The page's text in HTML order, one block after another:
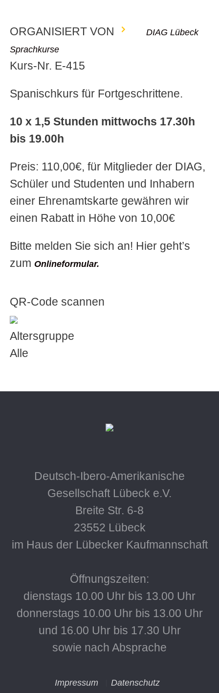
ORGANISIERT VON
DIAG Lübeck
Sprachkurse
Kurs-Nr. E-415
Spanischkurs für Fortgeschrittene.
10 x 1,5 Stunden mittwochs 17.30h
bis 19.00h
Preis: 110,00€, für Mitglieder der DIAG,
Schüler und Studenten und Inhabern
einer Ehrenamtskarte gewähren wir
einen Rabatt in Höhe von 10,00€
Bitte melden Sie sich an! Hier geht’s
zum Onlineformular.
QR-Code scannen
Altersgruppe
Alle
Deutsch-Ibero-Amerikanische
Gesellschaft Lübeck e.V.
Breite Str. 6-8
23552 Lübeck
im Haus der Lübecker Kaufmannschaft
Öffnungszeiten:
dienstags 10.00 Uhr bis 13.00 Uhr
donnerstags 10.00 Uhr bis 13.00 Uhr
und 16.00 Uhr bis 17.30 Uhr
sowie nach Absprache
Impressum Datenschutz